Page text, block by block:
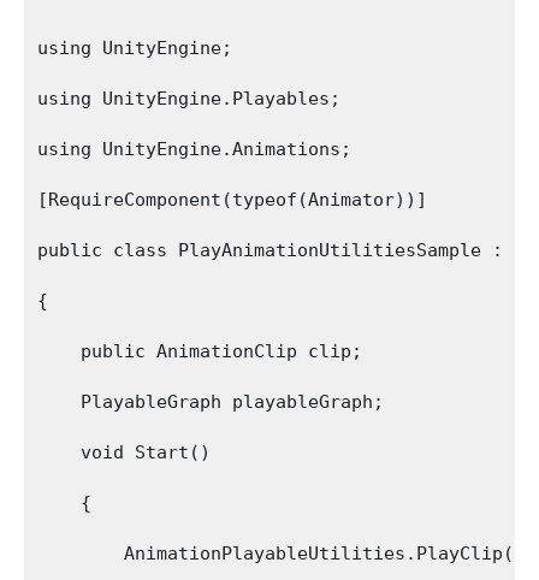
using UnityEngine;
using UnityEngine.Playables;
using UnityEngine.Animations;
[RequireComponent(typeof(Animator))]
public class PlayAnimationUtilitiesSample :
{
    public AnimationClip clip;
    PlayableGraph playableGraph;
    void Start()
    {